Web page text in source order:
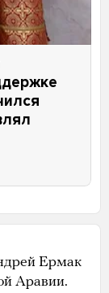
Ермак
Аравии.